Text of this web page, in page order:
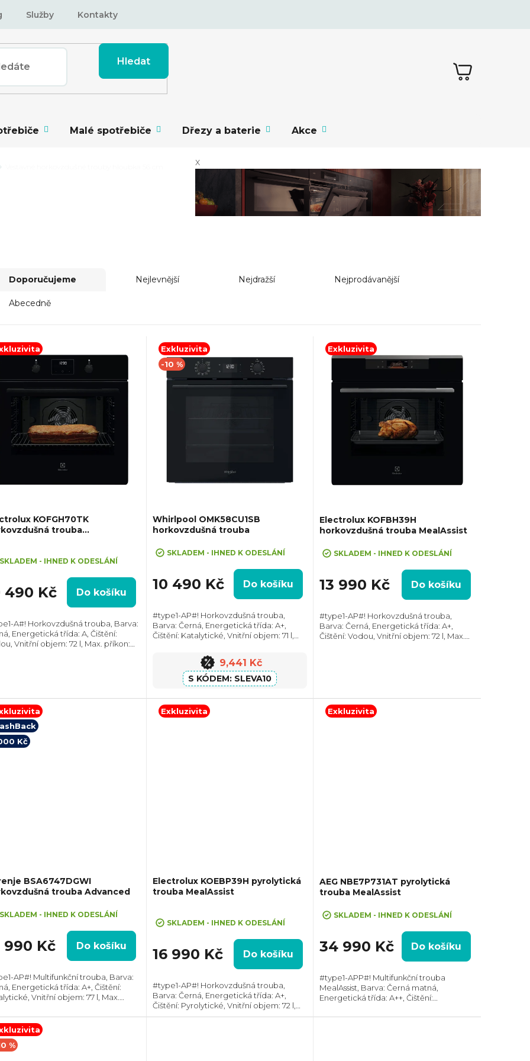
Služby Kontakty
Hledat
NÁKUPNÍ
KOŠÍK
Malé spotřebiče Dřezy a baterie Akce
x
Doporučujeme Nejlevnější Nejdražší Nejprodávanější
Abecedně
KOFGH70TK
trouba
SKLADEM - IHNED K ODESLÁNÍ
490 Kč Do košíku
A#! Horkovzdušná trouba, Barva:
Energetická třída: A, Čištění:
Vnitřní objem: 72 l, Max. příkon:
Exkluzivita
-10 %
Whirlpool OMK58CU1SB
horkovzdušná trouba
SKLADEM - IHNED K ODESLÁNÍ
10 490 Kč Do košíku
#type1-AP#! Horkovzdušná trouba,
Barva: Černá, Energetická třída: A+,
Čištění: Katalytické, Vnitřní objem: 71 l,
595x595x551 mm, Výbava: Teleskopický
9,441 Kč
SLEVA10
Exkluzivita
Electrolux KOFBH39H
horkovzdušná trouba MealAssist
SKLADEM - IHNED K ODESLÁNÍ
13 990 Kč Do košíku
#type1-AP#! Horkovzdušná trouba,
Barva: Černá, Energetická třída: A+,
Čištění: Vodou, Vnitřní objem: 72 l, Max.
Kč
BSA6747DGWI
trouba Advanced
gorenje.cz
SKLADEM - IHNED K ODESLÁNÍ
990 Kč Do košíku
AP#! Multifunkční trouba, Barva:
Energetická třída: A+, Čištění:
Vnitřní objem: 77 l, Max.
mm, Výbava:
Exkluzivita
Electrolux KOEBP39H pyrolytická
trouba MealAssist
hodnocení
je
5,0
5
hvězdiček.
SKLADEM - IHNED K ODESLÁNÍ
16 990 Kč Do košíku
#type1-AP#! Horkovzdušná trouba,
Barva: Černá, Energetická třída: A+,
Čištění: Pyrolytické, Vnitřní objem: 72 l,
Max. příkon: 3490 W, Rozměry (VxŠxH):
Exkluzivita
AEG NBE7P731AT pyrolytická
trouba MealAssist
SKLADEM - IHNED K ODESLÁNÍ
34 990 Kč Do košíku
#type1-APP#! Multifunkční trouba
MealAssist, Barva: Černá matná,
Energetická třída: A++, Čištění:
příkon: 3500 W, Gril , Rozměry (VxŠxH):
%